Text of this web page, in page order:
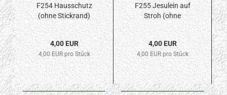
F254 Hausschutz
(ohne Stickrand)
70x100mm
4,00 EUR
4,00 EUR pro Stück
F255 Jesulein auf
Stroh (ohne
Stickrand)
70x100mm
4,00 EUR
4,00 EUR pro Stück